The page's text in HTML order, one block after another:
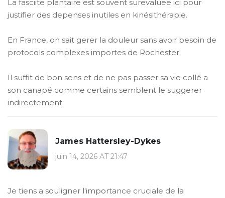
La fasciite plantaire est souvent surevaluee ici pour
justifier des depenses inutiles en kinésithérapie.
En France, on sait gerer la douleur sans avoir besoin de
protocols complexes importes de Rochester.
Il suffit de bon sens et de ne pas passer sa vie collé a
son canapé comme certains semblent le suggerer
indirectement.
James Hattersley-Dykes
juin 14, 2026 AT 21:47
Je tiens a souligner l'importance cruciale de la